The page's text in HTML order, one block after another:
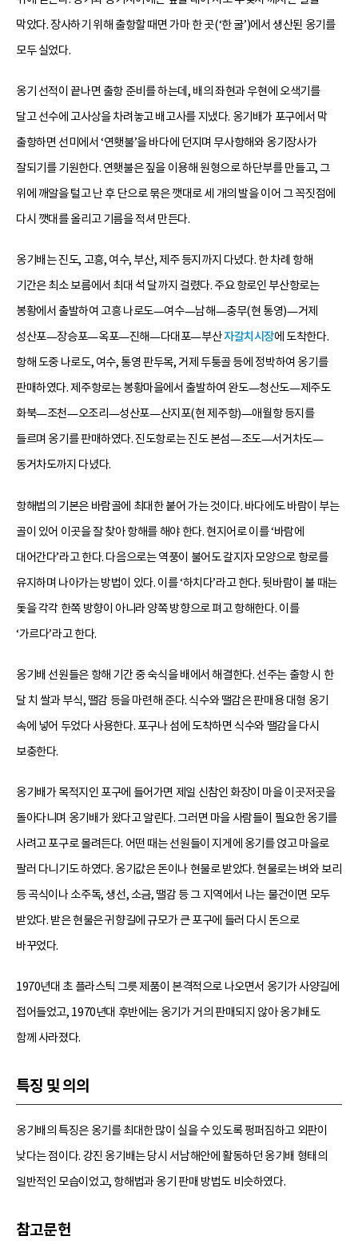
막았다. 장사하기 위해 출항할 때면 가마 한 곳(‘한 굴’)에서 생산된 옹기를
모두 실었다.
옹기 선적이 끝나면 출항 준비를 하는데, 배의 좌현과 우현에 오색기를
달고 선수에 고사상을 차려놓고 배고사를 지냈다. 옹기배가 포구에서 막
출항하면 선미에서 ‘연횃불’을 바다에 던지며 무사항해와 옹기장사가
잘되기를 기원한다. 연횃불은 짚을 이용해 원형으로 하단부를 만들고, 그
위에 깨알을 털고 난 후 단으로 묶은 깻대로 세 개의 발을 이어 그 꼭짓점에
다시 깻대를 올리고 기름을 적셔 만든다.
옹기배는 진도, 고흥, 여수, 부산, 제주 등지까지 다녔다. 한 차례 항해
기간은 최소 보름에서 최대 석 달까지 걸렸다. 주요 항로인 부산항로는
봉황에서 출발하여 고흥 나로도—여수—남해—충무(현 통영)—거제
성산포—장승포—옥포—진해—다대포—부산자갈치시장에 도착한다.
항해 도중 나로도, 여수, 통영 판두목, 거제 두퉁골 등에 정박하여 옹기를
판매하였다. 제주항로는 봉황마을에서 출발하여 완도—청산도—제주도
화북—조천—오조리—성산포—산지포(현 제주항)—애월항 등지를
들르며 옹기를 판매하였다. 진도항로는 진도 본섬—조도—서거차도—
동거차도까지 다녔다.
항해법의 기본은 바람골에 최대한 붙어 가는 것이다. 바다에도 바람이 부는
골이 있어 이곳을 잘 찾아 항해를 해야 한다. 현지어로 이를 ‘바람에
대어간다’라고 한다. 다음으로는 역풍이 불어도 갈지자 모양으로 항로를
유지하며 나아가는 방법이 있다. 이를 ‘하치다’라고 한다. 뒷바람이 불 때는
돛을 각각 한쪽 방향이 아니라 양쪽 방향으로 펴고 항해한다. 이를
‘가르다’라고 한다.
옹기배 선원들은 항해 기간 중 숙식을 배에서 해결한다. 선주는 출항 시 한
달 치 쌀과 부식, 땔감 등을 마련해 준다. 식수와 땔감은 판매용 대형 옹기
속에 넣어 두었다 사용한다. 포구나 섬에 도착하면 식수와 땔감을 다시
보충한다.
옹기배가 목적지인 포구에 들어가면 제일 신참인 화장이 마을 이곳저곳을
돌아다니며 옹기배가 왔다고 알린다. 그러면 마을 사람들이 필요한 옹기를
사려고 포구로 몰려든다. 어떤 때는 선원들이 지게에 옹기를 얹고 마을로
팔러 다니기도 하였다. 옹기값은 돈이나 현물로 받았다. 현물로는 벼와 보리
등 곡식이나 소주독, 생선, 소금, 땔감 등 그 지역에서 나는 물건이면 모두
받았다. 받은 현물은 귀향길에 규모가 큰 포구에 들러 다시 돈으로
바꾸었다.
1970년대 초 플라스틱 그릇 제품이 본격적으로 나오면서 옹기가 사양길에
접어들었고, 1970년대 후반에는 옹기가 거의 판매되지 않아 옹기배도
함께 사라졌다.
특징 및 의의
옹기배의 특징은 옹기를 최대한 많이 실을 수 있도록 펑퍼짐하고 외판이
낮다는 점이다. 강진 옹기배는 당시 서남해안에 활동하던 옹기배 형태의
일반적인 모습이었고, 항해법과 옹기 판매 방법도 비슷하였다.
참고문헌